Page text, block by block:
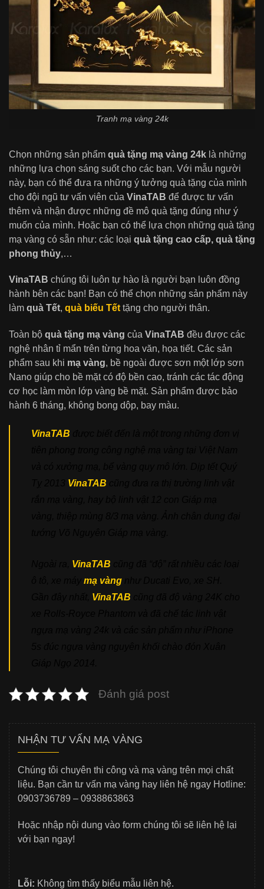
Tranh mạ vàng 24k
Chọn những sản phẩm quà tặng mạ vàng 24k là những
những lựa chọn sáng suốt cho các bạn. Với mẫu người
này, bạn có thể đưa ra những ý tưởng quà tặng của mình
cho đội ngũ tư vấn viên của VinaTAB để được tư vấn
thêm và nhận được những đề mô quà tặng đúng như ý
muốn của mình. Hoặc bạn có thể lựa chọn những quà tặng
mạ vàng có sẵn như: các loại quà tặng cao cấp, quà tặng
phong thủy,…
VinaTAB chúng tôi luôn tự hào là người bạn luôn đồng
hành bên các bạn! Bạn có thể chọn những sản phẩm này
làm quà Tết, quà biếu Tếttặng cho người thân.
Toàn bộ quà tặng mạ vàng của VinaTAB đều được các
nghệ nhân tỉ mẩn trên từng hoa văn, họa tiết. Các sản
phẩm sau khi mạ vàng, bề ngoài được sơn một lớp sơn
Nano giúp cho bề mặt có độ bền cao, tránh các tác động
cơ học làm mòn lớp vàng bề mặt. Sản phẩm được bảo
hành 6 tháng, không bong dộp, bay màu.
VinaTAB
VinaTAB
VinaTAB
mạ vàng
VinaTAB
Đánh giá post
NHẬN TƯ VẤN MẠ VÀNG
Chúng tôi chuyên thi công và mạ vàng trên mọi chất
liệu. Bạn cần tư vấn mạ vàng hay liên hệ ngay Hotline:
0903736789 – 0938863863
Hoặc nhập nội dung vào form chúng tôi sẽ liên hệ lại
với bạn ngay!
Lỗi: Không tìm thấy biểu mẫu liên hệ.